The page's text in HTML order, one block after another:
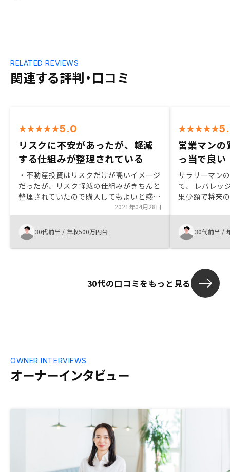
関連する評判・口コミ
RELATED REVIEWS
5.0
リスクに不安があったが、軽減
する仕組みが整理されている
・不動産投資はリスクだけが高いイメージ
だったが、リスク軽減の仕組みがきちんと
整理されていたので購入してもよいと感じ
た ・普段仕事で忙しいため、必要な手続
きがあれば都度連絡いただける点は非常に
ありがたい どこかのタイミングで手続き
の全体像を事前に知れたらよりありがたい
と感じた。 購入後にも都度手続きが発生
2021年04月28日
30代前半 / 年収500万円台
営業マンの
っ当で良い
サラリーマン
て、 レバレッ
果少額で将来
の同業他社に
説明があり納
圧倒的に高い
営業の質が悪
いなと思いま
30代前半 /
30代の口コミをもっと見る
オーナーインタビュー
OWNER INTERVIEWS